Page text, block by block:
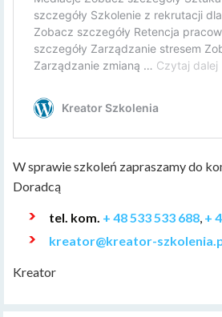
W sprawie szkoleń zapraszamy do
Doradcą
tel. kom. + 48 533 533 688, +
kreator@kreator-
Kreator